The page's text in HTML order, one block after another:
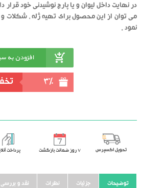
در نهایت داخل لیوان و یا پارچ نوشیدنی خود قرار
می توان از این محصول برای تهیه ژله ، شکلات و
نمود .
افزودن به
خرید
3%
تحویل اکسپرس ٧ روز ضمانت بازگشت پرداخت
توضیحات جزئیات نظرات نقد و بررسی